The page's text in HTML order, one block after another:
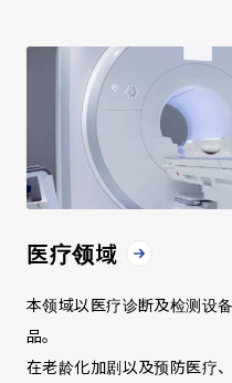
医疗领域
本领域以医疗诊断及检测设
品。
在老龄化加剧以及预防医疗